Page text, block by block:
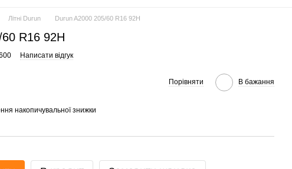
Літні Durun Durun A2000 205/60 R16 92H
R16 92H
Написати відгук
Порівняти В бажання
накопичувальної знижки